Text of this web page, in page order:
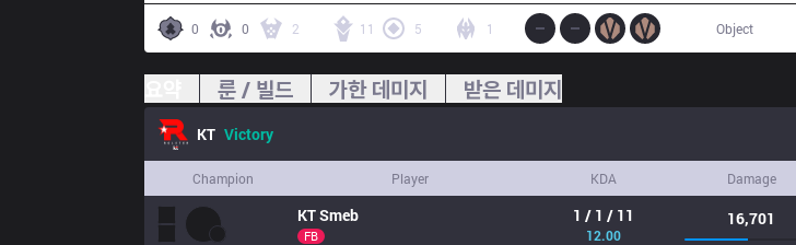
0 0 2 11 5 1 Object
룬 / 빌드 가한 데미지 받은 데미지
KT Victory
Champion Player KDA Damage
KTSmeb
FB
1 / 1 / 11
12.00
16,701